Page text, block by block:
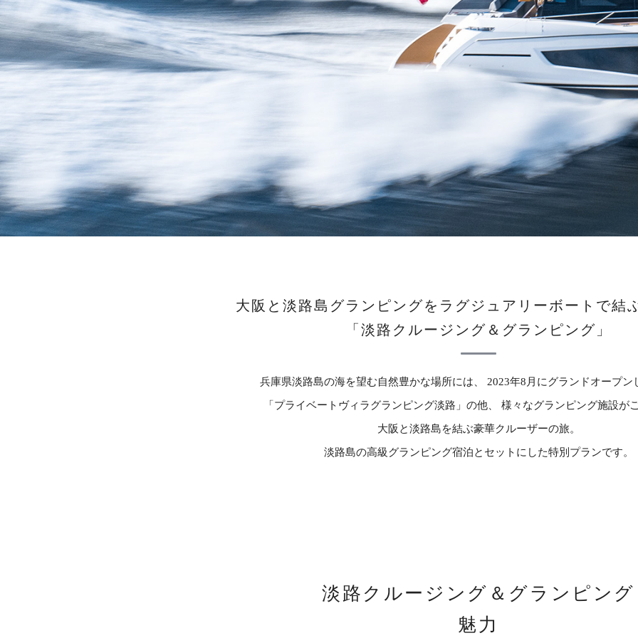
大阪と淡路島グランピングを ラグジュアリーボートで結
「淡路クルージング＆グランピング」
兵庫県淡路島の海を望む自然豊かな場所には、 2023年8月にグランドオープン
「プライベートヴィラグランピング淡路」の他、 様々なグランピング施設が
大阪と淡路島を結ぶ豪華クルーザーの旅。
淡路島の高級グランピング宿泊とセットにした特別プランです。
淡路クルージング＆グランピング
魅力